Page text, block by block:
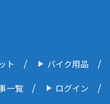
ト バイク用品
一覧 ログイン